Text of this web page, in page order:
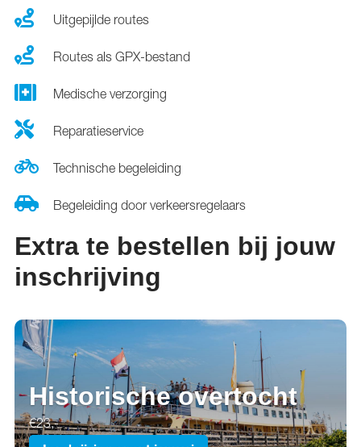
Uitgepijlde routes
Routes als GPX-bestand
Medische verzorging
Reparatieservice
Technische begeleiding
Begeleiding door verkeersregelaars
Extra te bestellen bij jouw
inschrijving
Historische overtocht
€23,-